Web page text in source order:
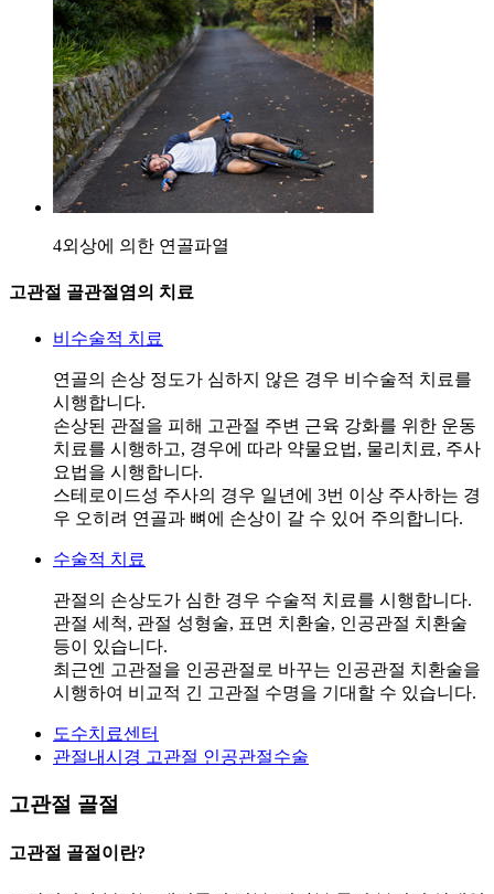
4외상에 의한 연골파열
고관절 골관절염의 치료
비수술적 치료
연골의 손상 정도가 심하지 않은 경우 비수술적 치료를
시행합니다.
손상된 관절을 피해 고관절 주변 근육 강화를 위한 운동
치료를 시행하고, 경우에 따라 약물요법, 물리치료, 주사
요법을 시행합니다.
스테로이드성 주사의 경우 일년에 3번 이상 주사하는 경
우 오히려 연골과 뼈에 손상이 갈 수 있어 주의합니다.
수술적 치료
관절의 손상도가 심한 경우 수술적 치료를 시행합니다.
관절 세척, 관절 성형술, 표면 치환술, 인공관절 치환술
등이 있습니다.
최근엔 고관절을 인공관절로 바꾸는 인공관절 치환술을
시행하여 비교적 긴 고관절 수명을 기대할 수 있습니다.
도수치료센터
관절내시경 고관절 인공관절수술
고관절 골절
고관절 골절이란?